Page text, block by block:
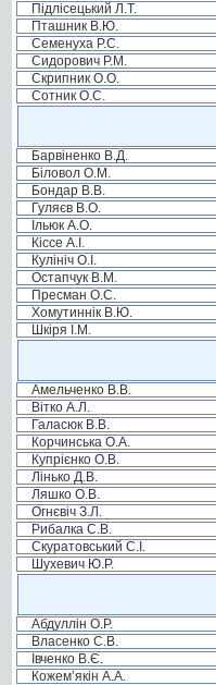
Підлісецький Л.Т.
Пташник В.Ю.
Семенуха Р.С.
Сидорович Р.М.
Скрипник О.О.
Сотник О.С.
Барвіненко В.Д.
Біловол О.М.
Бондар В.В.
Гуляєв В.О.
Ільюк А.О.
Кіссе А.І.
Кулініч О.І.
Остапчук В.М.
Пресман О.С.
Хомутиннік В.Ю.
Шкіря І.М.
Амельченко В.В.
Вітко А.Л.
Галасюк В.В.
Корчинська О.А.
Купрієнко О.В.
Лінько Д.В.
Ляшко О.В.
Огнєвіч З.Л.
Рибалка С.В.
Скуратовський С.І.
Шухевич Ю.Р.
Абдуллін О.Р.
Власенко С.В.
Івченко В.Є.
Кожем’якін А.А.